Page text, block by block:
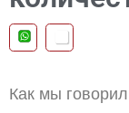
Как мы